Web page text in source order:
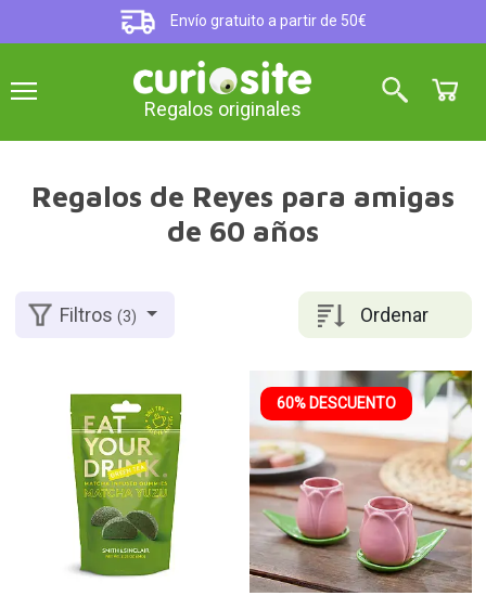
Envío gratuito a partir de 50€
Regalos originales
Regalos de Reyes para amigas
de 60 años
Ordenar
Filtros(3)
60% DESCUENTO